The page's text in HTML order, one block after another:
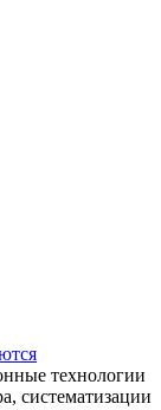
технологии
систематизации